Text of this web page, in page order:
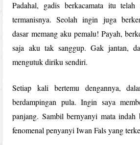
Padahal, gadis berkacamata itu telah
termanisnya. Seolah ingin juga
dasar memang aku pemalu! Payah,
saja aku tak sanggup. Gak jantan,
mengutuk diriku sendiri.
Setiap kali bertemu dengannya,
berdampingan pula. Ingin saya
panjang. Sambil bernyanyi mata
fenomenal penyanyi Iwan Fals yang